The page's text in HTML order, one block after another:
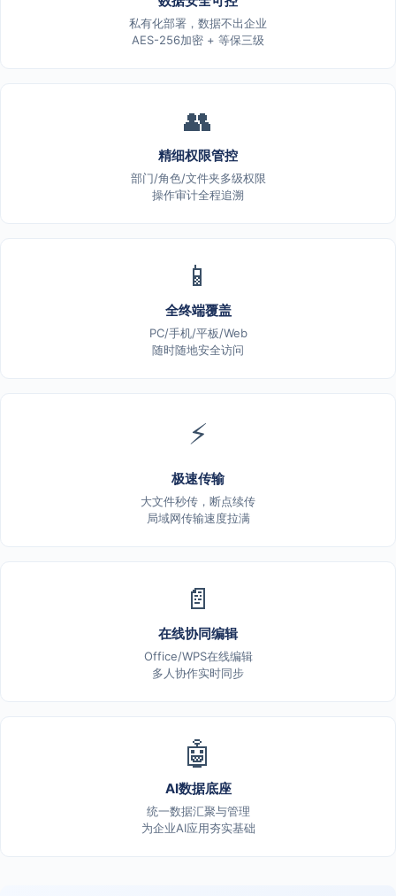
私有化部署，数据不出企业
AES-256加密 + 等保三级
👥
精细权限管控
部门/角色/文件夹多级权限
操作审计全程追溯
📱
全终端覆盖
PC/手机/平板/Web
随时随地安全访问
⚡
极速传输
大文件秒传，断点续传
局域网传输速度拉满
📄
在线协同编辑
Office/WPS在线编辑
多人协作实时同步
🤖
AI数据底座
统一数据汇聚与管理
为企业AI应用夯实基础